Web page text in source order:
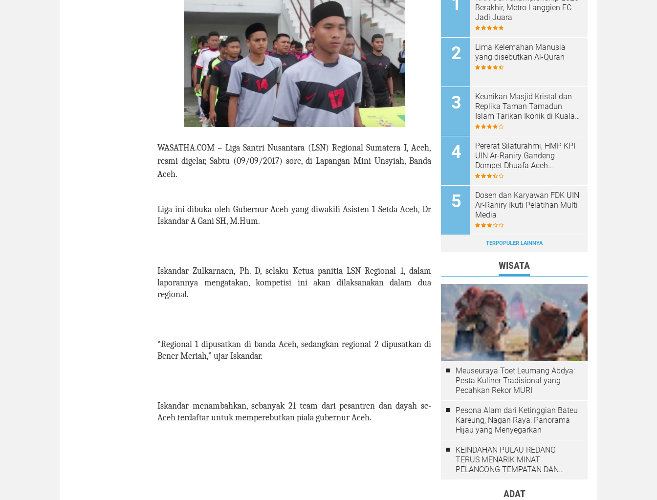
WASATHA.COM – Liga Santri Nusantara (LSN) Regional Sumatera I, Aceh,
resmi digelar, Sabtu (09/09/2017) sore, di Lapangan Mini Unsyiah, Banda
Aceh.
Liga ini dibuka oleh Gubernur Aceh yang diwakili Asisten 1 Setda Aceh, Dr
Iskandar A Gani SH, M.Hum.
Iskandar Zulkarnaen, Ph. D, selaku Ketua panitia LSN Regional 1, dalam
laporannya mengatakan, kompetisi ini akan dilaksanakan dalam dua
regional.
“Regional 1 dipusatkan di banda Aceh, sedangkan regional 2 dipusatkan di
Bener Meriah,” ujar Iskandar.
Iskandar menambahkan, sebanyak 21 team dari pesantren dan dayah se-
Aceh terdaftar untuk memperebutkan piala gubernur Aceh.
Berakhir, Metro Langgien FC
Jadi Juara
Lima Kelemahan Manusia
yang disebutkan Al-Quran
Keunikan Masjid Kristal dan
Replika Taman Tamadun
Islam Tarikan Ikonik di Kuala
Terengganu, Malaysia
Pererat Silaturahmi, HMP KPI
UIN Ar-Raniry Gandeng
Dompet Dhuafa Aceh
Sukseskan Communication
Dosen dan Karyawan FDK UIN
Ar-Raniry Ikuti Pelatihan Multi
Media
TERPOPULER LAINNYA
WISATA
Meuseuraya Toet Leumang Abdya:
Pesta Kuliner Tradisional yang
Pecahkan Rekor MURI
Pesona Alam dari Ketinggian Bateu
Kareung, Nagan Raya: Panorama
Hijau yang Menyegarkan
KEINDAHAN PULAU REDANG
TERUS MENARIK MINAT
PELANCONG TEMPATAN DAN
ADAT